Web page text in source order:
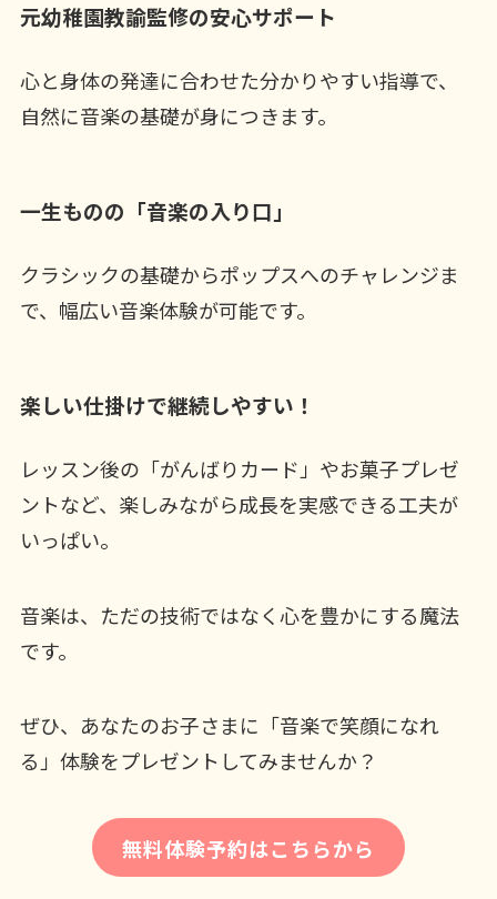
元幼稚園教諭監修の安心サポート
心と身体の発達に合わせた分かりやすい指導で、
自然に音楽の基礎が身につきます。
一生ものの「音楽の入り口」
クラシックの基礎からポップスへのチャレンジま
で、幅広い音楽体験が可能です。
楽しい仕掛けで継続しやすい！
レッスン後の「がんばりカード」やお菓子プレゼ
ントなど、楽しみながら成長を実感できる工夫が
いっぱい。
音楽は、ただの技術ではなく心を豊かにする魔法
です。
ぜひ、あなたのお子さまに「音楽で笑顔になれ
る」体験をプレゼントしてみませんか？
無料体験予約はこちらから